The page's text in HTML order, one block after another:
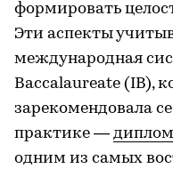
формировать
Эти аспекты
международная
Baccalaureate (IB),
зарекомендовала
практике —
одним из самых